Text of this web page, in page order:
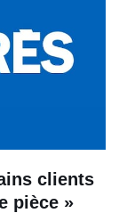
clients
pièce »